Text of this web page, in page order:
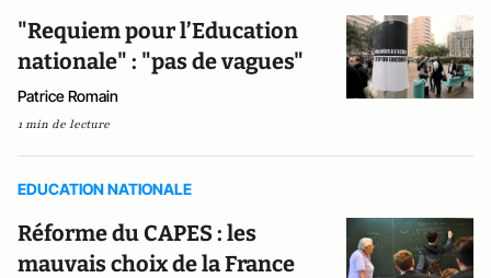
"Requiem pour l’Education
nationale" : "pas de vagues"
Patrice Romain
1 min de lecture
EDUCATION NATIONALE
Réforme du CAPES : les
mauvais choix de la France